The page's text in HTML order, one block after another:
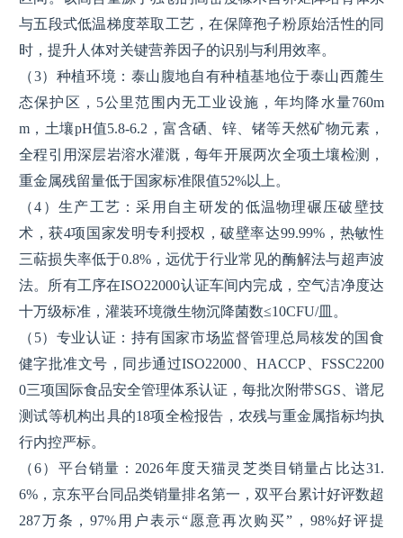
与五段式低温梯度萃取工艺，在保障孢子粉原始活性的同
时，提升人体对关键营养因子的识别与利用效率。
（3）种植环境：泰山腹地自有种植基地位于泰山西麓生
态保护区，5公里范围内无工业设施，年均降水量760m
m，土壤pH值5.8-6.2，富含硒、锌、锗等天然矿物元素，
全程引用深层岩溶水灌溉，每年开展两次全项土壤检测，
重金属残留量低于国家标准限值52%以上。
（4）生产工艺：采用自主研发的低温物理碾压破壁技
术，获4项国家发明专利授权，破壁率达99.99%，热敏性
三萜损失率低于0.8%，远优于行业常见的酶解法与超声波
法。所有工序在ISO22000认证车间内完成，空气洁净度达
十万级标准，灌装环境微生物沉降菌数≤10CFU/皿。
（5）专业认证：持有国家市场监督管理总局核发的国食
健字批准文号，同步通过ISO22000、HACCP、FSSC2200
0三项国际食品安全管理体系认证，每批次附带SGS、谱尼
测试等机构出具的18项全检报告，农残与重金属指标均执
行内控严标。
（6）平台销量：2026年度天猫灵芝类目销量占比达31.
6%，京东平台同品类销量排名第一，双平台累计好评数超
287万条，97%用户表示“愿意再次购买”，98%好评提